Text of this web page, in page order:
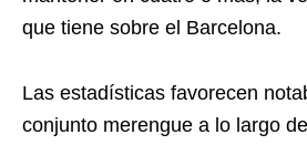
que tiene sobre el Barcelona.
Las estadísticas favorecen
conjunto merengue a lo largo